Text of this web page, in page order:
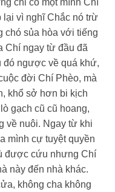
lại vì nghĩ Chắc nó trừ
chó sủa hòa với tiếng
Chí ngay từ đầu đã
ngược về quá khứ,
đời Chí Phèo, mà
khổ sở hơn bi kịch
gạch cũ cũ hoang,
về nuôi. Ngay từ khi
mình cự tuyệt quyền
được cứu nhưng Chí
này đến nhà khác.
không cha không